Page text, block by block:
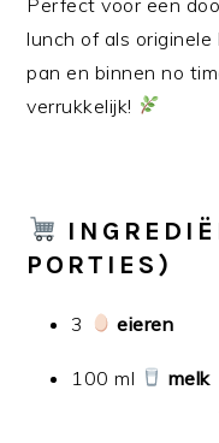
lunch of als originele
pan en binnen no
verrukkelijk!
PORTIES)
3 eieren
100 ml melk